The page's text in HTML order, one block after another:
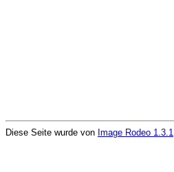
Diese Seite wurde von Image Rodeo 1.3.1